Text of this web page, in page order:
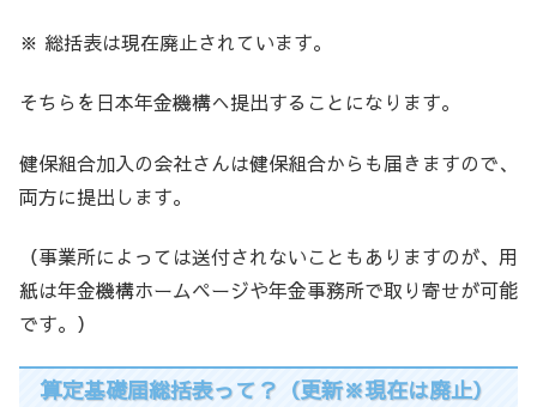
※ 総括表は現在廃止されています。
そちらを日本年金機構へ提出することになります。
健保組合加入の会社さんは健保組合からも届きますので、
両方に提出します。
（事業所によっては送付されないこともありますのが、用
紙は年金機構ホームページや年金事務所で取り寄せが可能
です。）
算定基礎届総括表って？（更新※現在は廃止）